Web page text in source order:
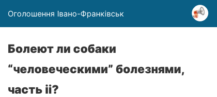
Оголошення Івано-Франківськ
Болеют ли собаки
“человеческими” болезнями,
часть ii?